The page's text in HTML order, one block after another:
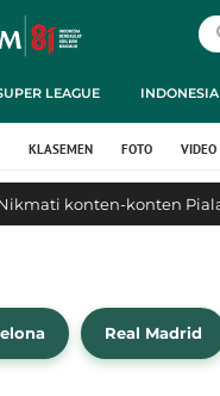
LEAGUE INDONESIA
KLASEMEN FOTO VIDEO
konten-konten
Real Madrid